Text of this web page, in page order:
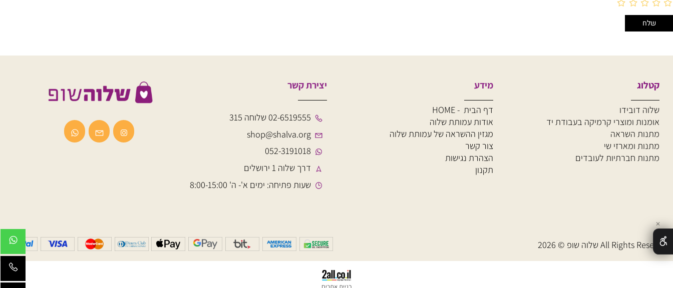
דובידו
דף הבית - HOME
אודות עמותת שלוה
יצירת קשר
02-6519555 שלוחה 315
shop@shalva.org
שעות פתיחה: ימים א'- ה' 8:00-15:00